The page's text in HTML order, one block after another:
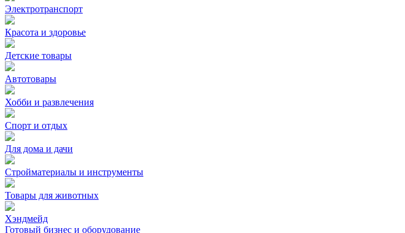
Электротранспорт
Красота и здоровье
Детские товары
Автотовары
Хобби и развлечения
Спорт и отдых
Для дома и дачи
Стройматериалы и инструменты
Товары для животных
Хэндмейд
Готовый бизнес и оборудование